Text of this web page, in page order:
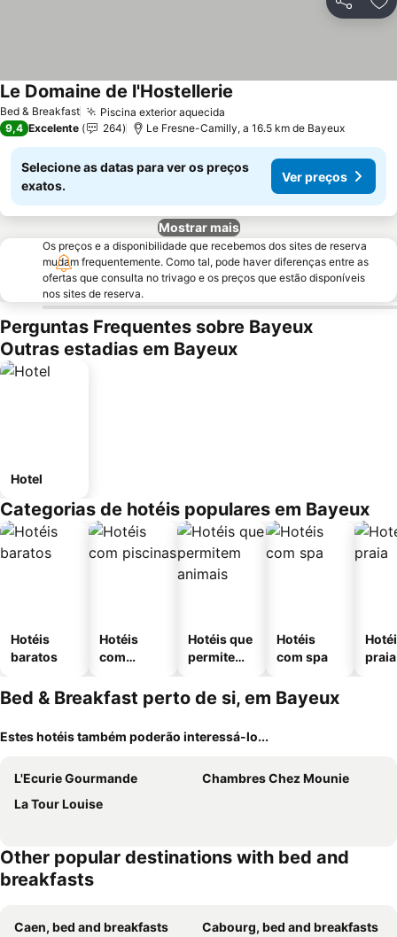
Partilhar
Bed & Breakfast Piscina exterior aquecida
Le Domaine de l'Hostellerie
9,4 Excelente 264 Le Fresne-Camilly, a 16.5 km de Bayeux
Selecione as datas para ver os preços
exatos.
Ver preços
Mostrar mais
Os preços e a disponibilidade que recebemos dos sites de reserva
mudam frequentemente. Como tal, pode haver diferenças entre as
ofertas que consulta no trivago e os preços que estão disponíveis
nos sites de reserva.
Perguntas Frequentes sobre Bayeux
Outras estadias em Bayeux
Hotel
Categorias de hotéis populares em Bayeux
Hotéis
baratos
Hotéis
com
Hotéis que
permitem
Hotéis
com spa
praia
Bed & Breakfast perto de si, em Bayeux
Estes hotéis também poderão interessá-lo...
L'Ecurie Gourmande
Chambres Chez Mounie
La Tour Louise
Other popular destinations with bed and
breakfasts
Caen, bed and breakfasts
Cabourg, bed and breakfasts